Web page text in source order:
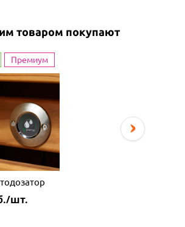
товаром покупают
Премиум
шт.